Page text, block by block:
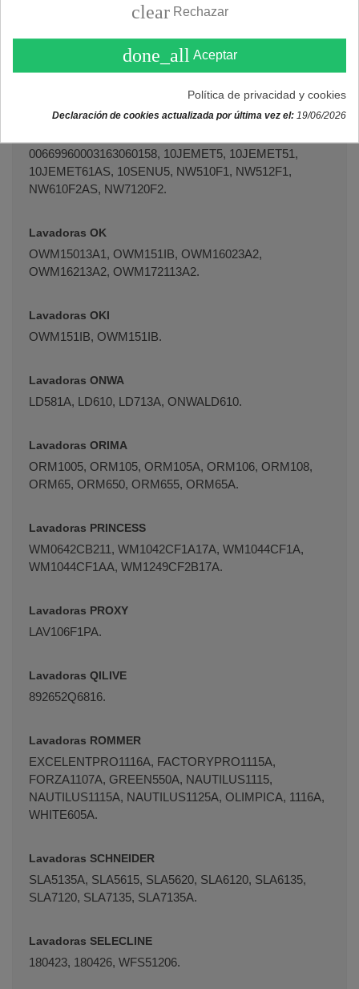
00669960003163060158, 10JEMET5, 10JEMET51,
10JEMET61AS, 10SENU5, NW510F1, NW512F1,
NW610F2AS, NW7120F2.
Lavadoras OK
OWM15013A1, OWM151IB, OWM16023A2,
OWM16213A2, OWM172113A2.
Lavadoras OKI
OWM151IB, OWM151IB.
Lavadoras ONWA
LD581A, LD610, LD713A, ONWALD610.
Lavadoras ORIMA
ORM1005, ORM105, ORM105A, ORM106, ORM108,
ORM65, ORM650, ORM655, ORM65A.
Lavadoras PRINCESS
WM0642CB211, WM1042CF1A17A, WM1044CF1A,
WM1044CF1AA, WM1249CF2B17A.
Lavadoras PROXY
LAV106F1PA.
Lavadoras QILIVE
892652Q6816.
Lavadoras ROMMER
EXCELENTPRO1116A, FACTORYPRO1115A,
FORZA1107A, GREEN550A, NAUTILUS1115,
NAUTILUS1115A, NAUTILUS1125A, OLIMPICA, 1116A,
WHITE605A.
Lavadoras SCHNEIDER
SLA5135A, SLA5615, SLA5620, SLA6120, SLA6135,
SLA7120, SLA7135, SLA7135A.
Lavadoras SELECLINE
180423, 180426, WFS51206.
clear Rechazar
done_all Aceptar
Política de privacidad y cookies
Declaración de cookies actualizada por última vez el: 19/06/2026